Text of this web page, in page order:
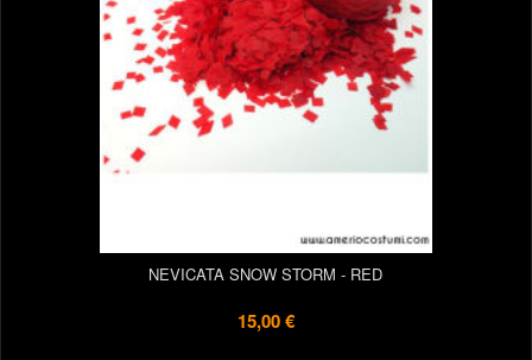
NEVICATA SNOW STORM - RED
15,00 €